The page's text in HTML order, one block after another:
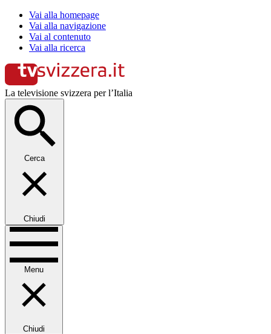
Vai alla homepage
Vai alla navigazione
Vai al contenuto
Vai alla ricerca
La televisione svizzera per l’Italia
Cerca
Chiudi
Menu
Chiudi